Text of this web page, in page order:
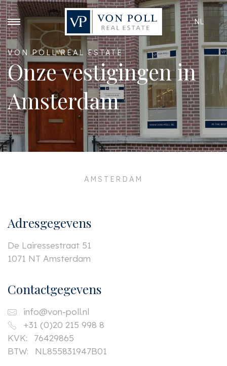
NL
VON POLL REAL ESTATE
Onze vestigingen in
Amsterdam
AMSTERDAM
Adresgegevens
De Lairessestraat 51
1071 NT Amsterdam
Contactgegevens
info@von-poll.nl
+31 (0)20 215 998 8
KVK:
76429865
BTW:
NL855831947B01